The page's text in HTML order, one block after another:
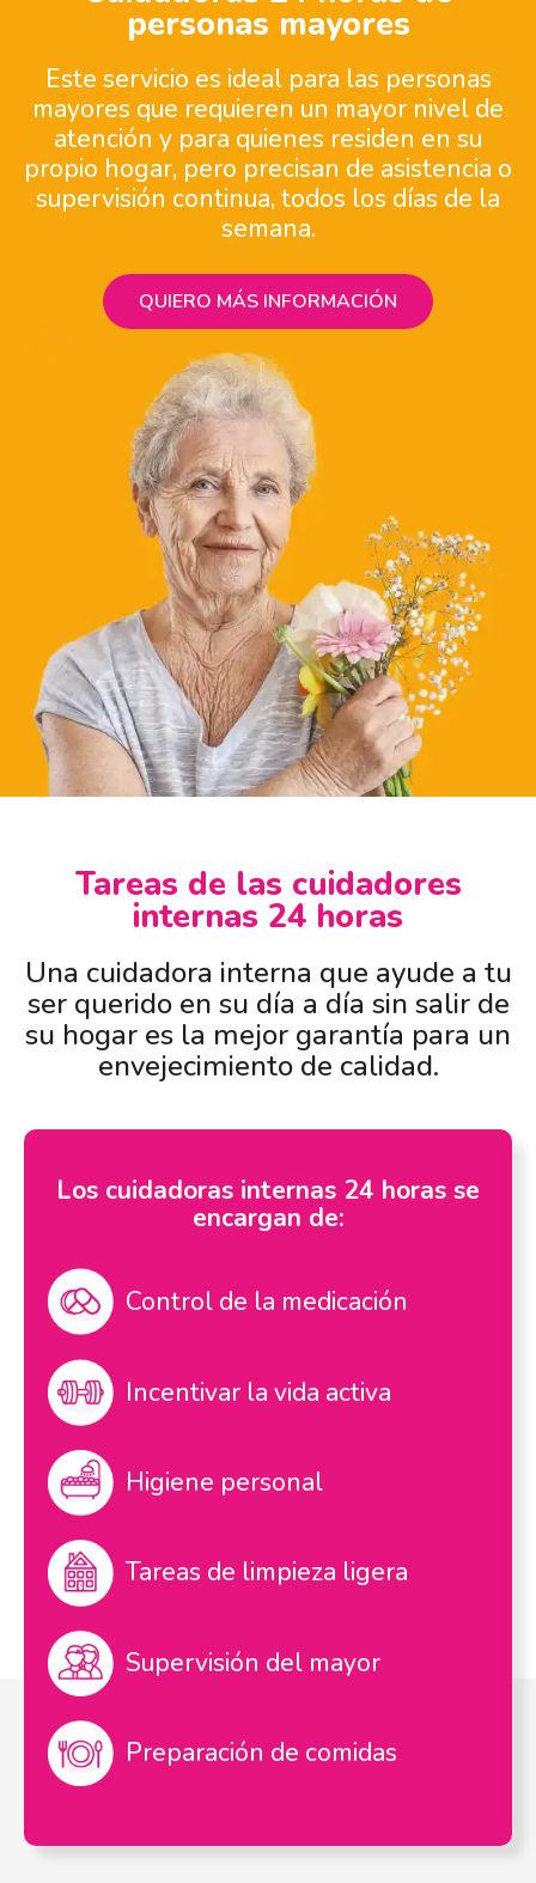
personas mayores
Este servicio es ideal para las personas
mayores que requieren un mayor nivel de
atención y para quienes residen en su
propio hogar, pero precisan de asistencia o
supervisión continua, todos los días de la
semana.
QUIERO MÁS INFORMACIÓN
Tareas de las cuidadores
internas 24 horas
Una cuidadora interna que ayude a tu
ser querido en su día a día sin salir de
su hogar es la mejor garantía para un
envejecimiento de calidad.
Los cuidadoras internas 24 horas se
encargan de:
Control de la medicación
Incentivar la vida activa
Higiene personal
Tareas de limpieza ligera
Supervisión del mayor
Preparación de comidas